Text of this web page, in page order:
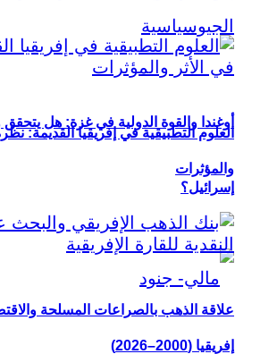
أوغندا والقوة الدولية في غزة: هل
إسرائيل؟
العلوم التطبيقية في إفريقيا القديمة:
والمؤثرات
علاقة الذهب بالصراعات المسلحة
إفريقيا (2000–2026)